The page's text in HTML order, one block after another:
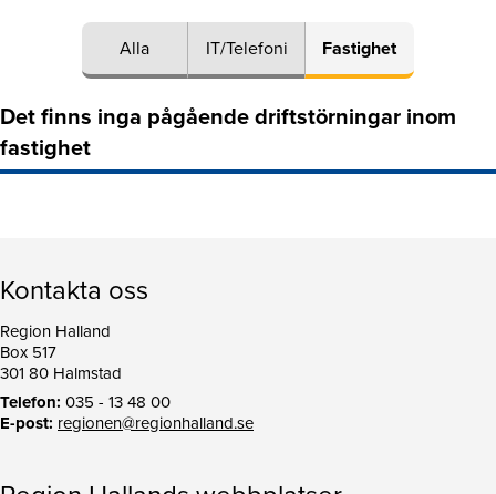
Alla IT/Telefoni Fastighet
Det finns inga pågående driftstörningar inom
fastighet
Kontakta oss
Region Halland
Box 517
301 80 Halmstad
Telefon: 035 - 13 48 00
E-post: regionen@regionhalland.se